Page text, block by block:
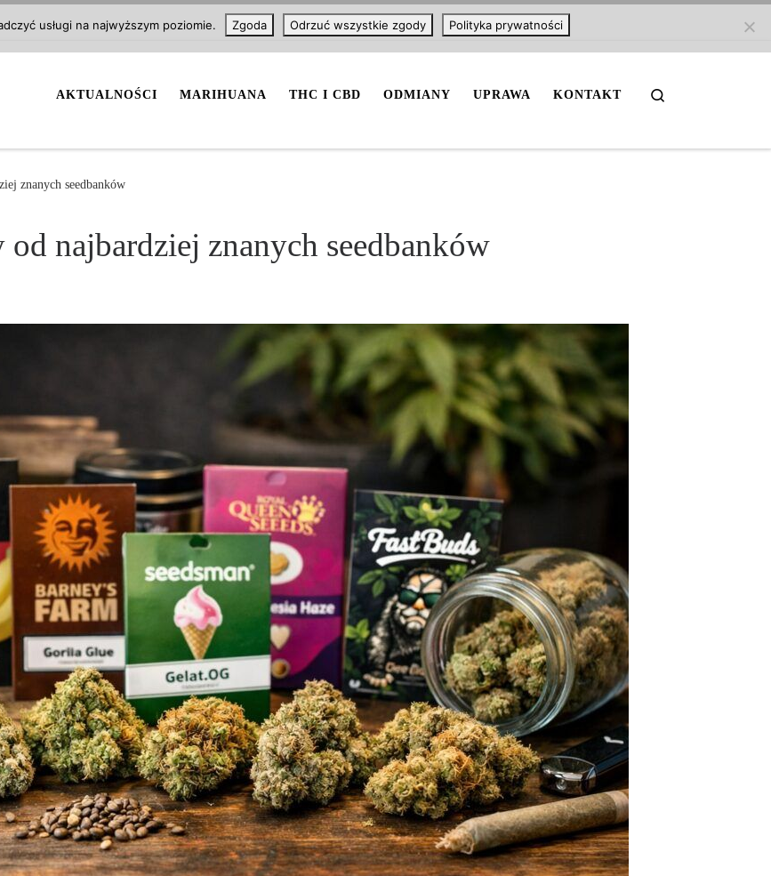
AKTUALNOŚCI MARIHUANA THC I CBD ODMIANY UPRAWA KONTAKT
znanych seedbanków
najbardziej znanych seedbanków
usługi na najwyższym poziomie. Zgoda Odrzuć wszystkie zgody Polityka prywatności